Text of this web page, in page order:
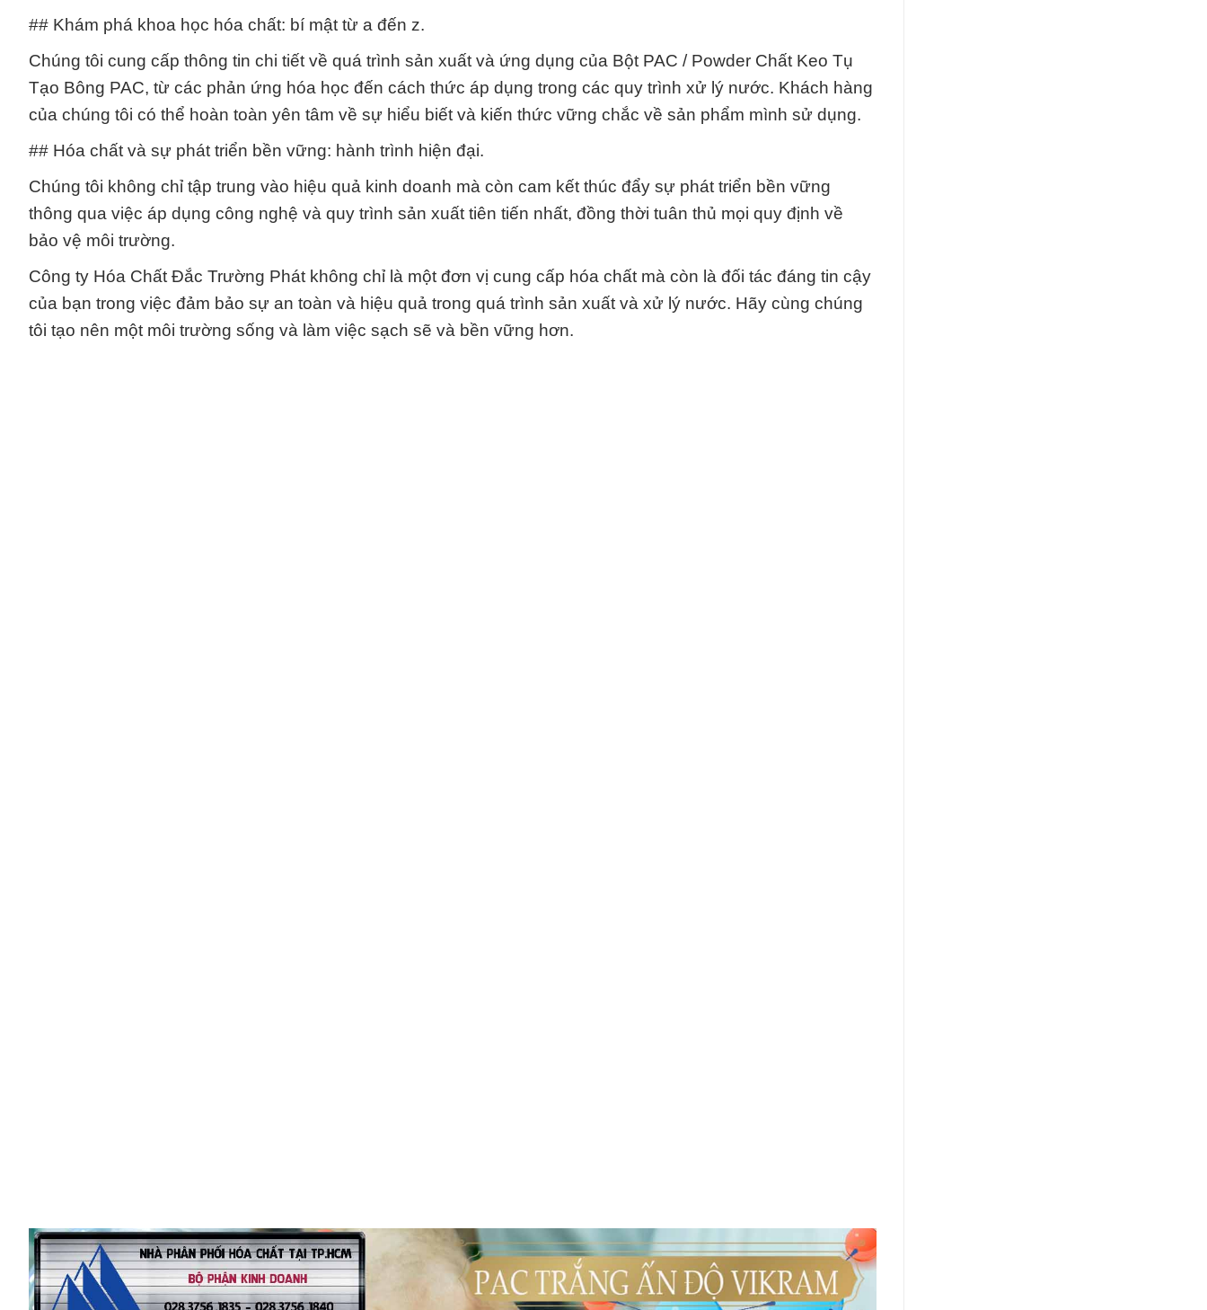
## Khám phá khoa học hóa chất: bí mật từ a đến z.
Chúng tôi cung cấp thông tin chi tiết về quá trình sản xuất và ứng dụng của Bột PAC / Powder Chất Keo Tụ
Tạo Bông PAC, từ các phản ứng hóa học đến cách thức áp dụng trong các quy trình xử lý nước. Khách hàng
của chúng tôi có thể hoàn toàn yên tâm về sự hiểu biết và kiến thức vững chắc về sản phẩm mình sử dụng.
## Hóa chất và sự phát triển bền vững: hành trình hiện đại.
Chúng tôi không chỉ tập trung vào hiệu quả kinh doanh mà còn cam kết thúc đẩy sự phát triển bền vững
thông qua việc áp dụng công nghệ và quy trình sản xuất tiên tiến nhất, đồng thời tuân thủ mọi quy định về
bảo vệ môi trường.
Công ty Hóa Chất Đắc Trường Phát không chỉ là một đơn vị cung cấp hóa chất mà còn là đối tác đáng tin cậy
của bạn trong việc đảm bảo sự an toàn và hiệu quả trong quá trình sản xuất và xử lý nước. Hãy cùng chúng
tôi tạo nên một môi trường sống và làm việc sạch sẽ và bền vững hơn.